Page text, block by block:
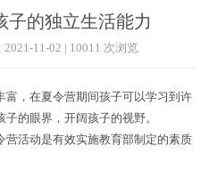
子的独立生活能力
11-02 | 10011 次浏览
，在夏令营期间孩子可以学习到许
的眼界，开阔孩子的视野。
活动是有效实施教育部制定的素质